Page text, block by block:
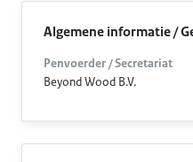
Algemene informatie /
Penvoerder / Secretariat
Beyond Wood B.V.